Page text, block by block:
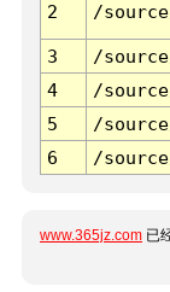
2 /
3 /
4
/
5
/
6
/
www.365jz.com 已